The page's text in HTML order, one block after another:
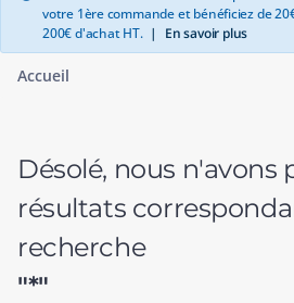
votre 1ère commande et bénéficiez de
200€ d'achat HT. | En savoir plus
Accueil
Désolé, nous n'avons
résultats
recherche
"*"